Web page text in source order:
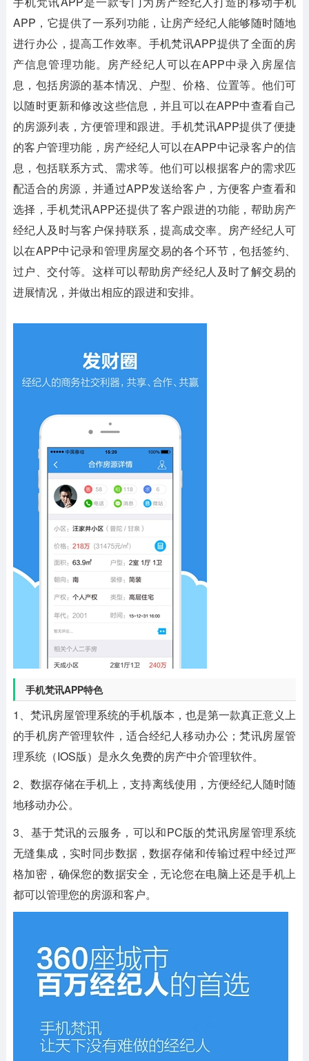
APP，它提供了一系列功能，让房产经纪人能够随时随地
进行办公，提高工作效率。手机梵讯APP提供了全面的房
产信息管理功能。房产经纪人可以在APP中录入房屋信
息，包括房源的基本情况、户型、价格、位置等。他们可
以随时更新和修改这些信息，并且可以在APP中查看自己
的房源列表，方便管理和跟进。手机梵讯APP提供了便捷
的客户管理功能，房产经纪人可以在APP中记录客户的信
息，包括联系方式、需求等。他们可以根据客户的需求匹
配适合的房源，并通过APP发送给客户，方便客户查看和
选择，手机梵讯APP还提供了客户跟进的功能，帮助房产
经纪人及时与客户保持联系，提高成交率。房产经纪人可
以在APP中记录和管理房屋交易的各个环节，包括签约、
过户、交付等。这样可以帮助房产经纪人及时了解交易的
进展情况，并做出相应的跟进和安排。
手机梵讯APP特色
1、梵讯房屋管理系统的手机版本，也是第一款真正意义上
的手机房产管理软件，适合经纪人移动办公；梵讯房屋管
理系统（IOS版）是永久免费的房产中介管理软件。
2、数据存储在手机上，支持离线使用，方便经纪人随时随
地移动办公。
3、基于梵讯的云服务，可以和PC版的梵讯房屋管理系统
无缝集成，实时同步数据，数据存储和传输过程中经过严
格加密，确保您的数据安全，无论您在电脑上还是手机上
都可以管理您的房源和客户。